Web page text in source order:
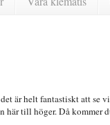
är helt fantastiskt att se
här till höger. Då kommer